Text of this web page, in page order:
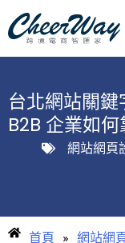
至
主
內
容
台北網站關
B2B 企業如
網站網頁
首頁 » 網站網